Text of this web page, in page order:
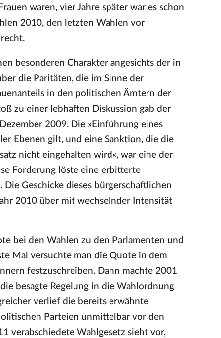
waren, vier Jahre später war es schon
2010, den letzten Wahlen vor
besonderen Charakter angesichts der in
die Paritäten, die im Sinne der
in den politischen Ämtern der
zu einer lebhaften Diskussion gab der
2009. Die »Einführung eines
Ebenen gilt, und eine Sanktion, die die
nicht eingehalten wird«, war eine der
Forderung löste eine erbitterte
Geschicke dieses bürgerschaftlichen
2010 über mit wechselnder Intensität
bei den Wahlen zu den Parlamenten und
Mal versuchte man die Quote in dem
festzuschreiben. Dann machte 2001
besagte Regelung in die Wahlordnung
verlief die bereits erwähnte
Parteien unmittelbar vor den
verabschiedete Wahlgesetz sieht vor,